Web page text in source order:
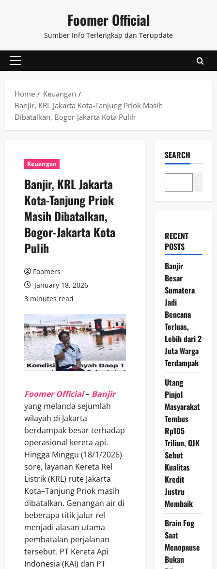
Foomer Official
Sumber Info Terlengkap dan Terupdate
Primary
Home
Keuangan
Banjir, KRL Jakarta Kota-Tanjung Priok Masih
Dibatalkan, Bogor-Jakarta Kota Pulih
Keuangan
Banjir, KRL Jakarta
Kota-Tanjung Priok
Masih Dibatalkan,
Bogor-Jakarta Kota
Pulih
Foomers
January 18, 2026
3 minutes read
Foomer Official– Banjir
yang melanda sejumlah
wilayah di Jakarta
berdampak besar terhadap
operasional kereta api.
Hingga Minggu (18/1/2026)
sore, layanan Kereta Rel
Listrik (KRL) rute Jakarta
Kota–Tanjung Priok masih
dibatalkan. Genangan air di
beberapa titik jalur rel
menjadi alasan utama
pembatalan perjalanan
tersebut. PT Kereta Api
Indonesia (KAI) dan PT
SEARCH
RECENT
POSTS
Banjir
Besar
Sumatera
Jadi
Bencana
Terluas,
Lebih dari 2
Juta Warga
Terdampak
Utang
Pinjol
Masyarakat
Tembus
Rp105
Triliun, OJK
Sebut
Kualitas
Kredit
Justru
Membaik
Brain Fog
Saat
Menopause
Bukan